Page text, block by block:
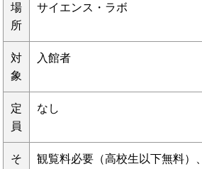
場
所
サイエンス・ラボ
対
象
入館者
定
員
なし
そ
観覧料必要（高校生以下無料）、